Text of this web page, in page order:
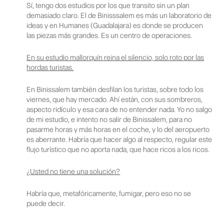
Sí, tengo dos estudios por los que transito sin un plan
demasiado claro. El de Binisssalem es más un laboratorio de
ideas y en Humanes (Guadalajara) es donde se producen
las piezas más grandes. Es un centro de operaciones.
En su estudio mallorquín reina el silencio, solo roto por las
hordas turistas.
En Binissalem también desfilan los turistas, sobre todo los
viernes, que hay mercado. Ahí están, con sus sombreros,
aspecto ridículo y esa cara de no entender nada. Yo no salgo
de mi estudio, e intento no salir de Binissalem, para no
pasarme horas y más horas en el coche, y lo del aeropuerto
es aberrante. Habría que hacer algo al respecto, regular este
flujo turístico que no aporta nada, que hace ricos a los ricos.
¿Usted no tiene una solución?
Habría que, metafóricamente, fumigar, pero eso no se
puede decir.